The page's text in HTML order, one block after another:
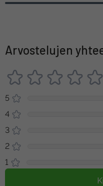
Arvostelujen
5
4
3
2
1